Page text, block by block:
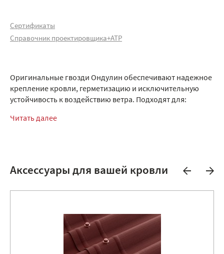
Сертификаты
Справочник проектировщика+АТР
Оригинальные гвозди Ондулин обеспечивают надежное
крепление кровли, герметизацию и исключительную
устойчивость к воздействию ветра. Подходят для:
Читать далее
Аксессуары для вашей кровли